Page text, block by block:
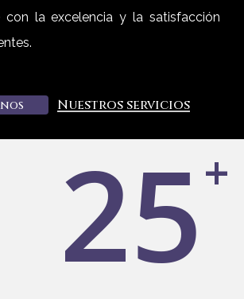
con la excelencia y la satisfacción
nos Nuestros servicios
25+